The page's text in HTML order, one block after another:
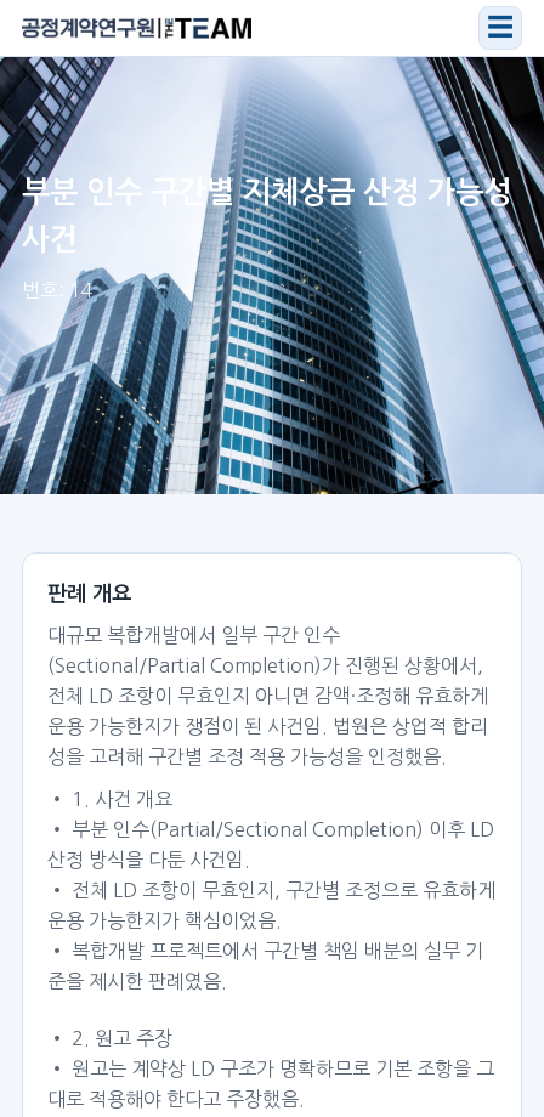
☰
부분 인수 구간별 지체상금 산정 가능성
사건
번호: 14
판례 개요
대규모 복합개발에서 일부 구간 인수
(Sectional/Partial Completion)가 진행된 상황에서,
전체 LD 조항이 무효인지 아니면 감액·조정해 유효하게
운용 가능한지가 쟁점이 된 사건임. 법원은 상업적 합리
성을 고려해 구간별 조정 적용 가능성을 인정했음.
• 1. 사건 개요
• 부분 인수(Partial/Sectional Completion) 이후 LD
산정 방식을 다툰 사건임.
• 전체 LD 조항이 무효인지, 구간별 조정으로 유효하게
운용 가능한지가 핵심이었음.
• 복합개발 프로젝트에서 구간별 책임 배분의 실무 기
준을 제시한 판례였음.
• 2. 원고 주장
• 원고는 계약상 LD 구조가 명확하므로 기본 조항을 그
대로 적용해야 한다고 주장했음.